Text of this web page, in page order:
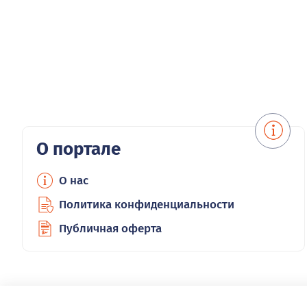
О портале
О нас
Политика конфиденциальности
Публичная оферта